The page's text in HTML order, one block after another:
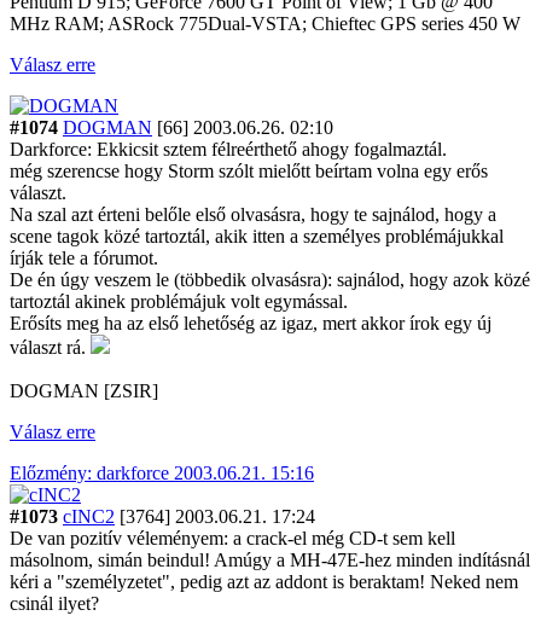
MHz RAM; ASRock 775Dual-VSTA; Chieftec GPS series 450 W
Válasz erre
#1074 DOGMAN [66] 2003.06.26. 02:10
Darkforce: Ekkicsit sztem félreérthető ahogy fogalmaztál.
még szerencse hogy Storm szólt mielőtt beírtam volna egy erős
választ.
Na szal azt érteni belőle első olvasásra, hogy te sajnálod, hogy a
scene tagok közé tartoztál, akik itten a személyes problémájukkal
írják tele a fórumot.
De én úgy veszem le (többedik olvasásra): sajnálod, hogy azok közé
tartoztál akinek problémájuk volt egymással.
Erősíts meg ha az első lehetőség az igaz, mert akkor írok egy új
választ rá.
DOGMAN [ZSIR]
Válasz erre
Előzmény: darkforce 2003.06.21. 15:16
#1073 cINC2 [3764] 2003.06.21. 17:24
De van pozitív véleményem: a crack-el még CD-t sem kell
másolnom, simán beindul! Amúgy a MH-47E-hez minden indításnál
kéri a "személyzetet", pedig azt az addont is beraktam! Neked nem
csinál ilyet?